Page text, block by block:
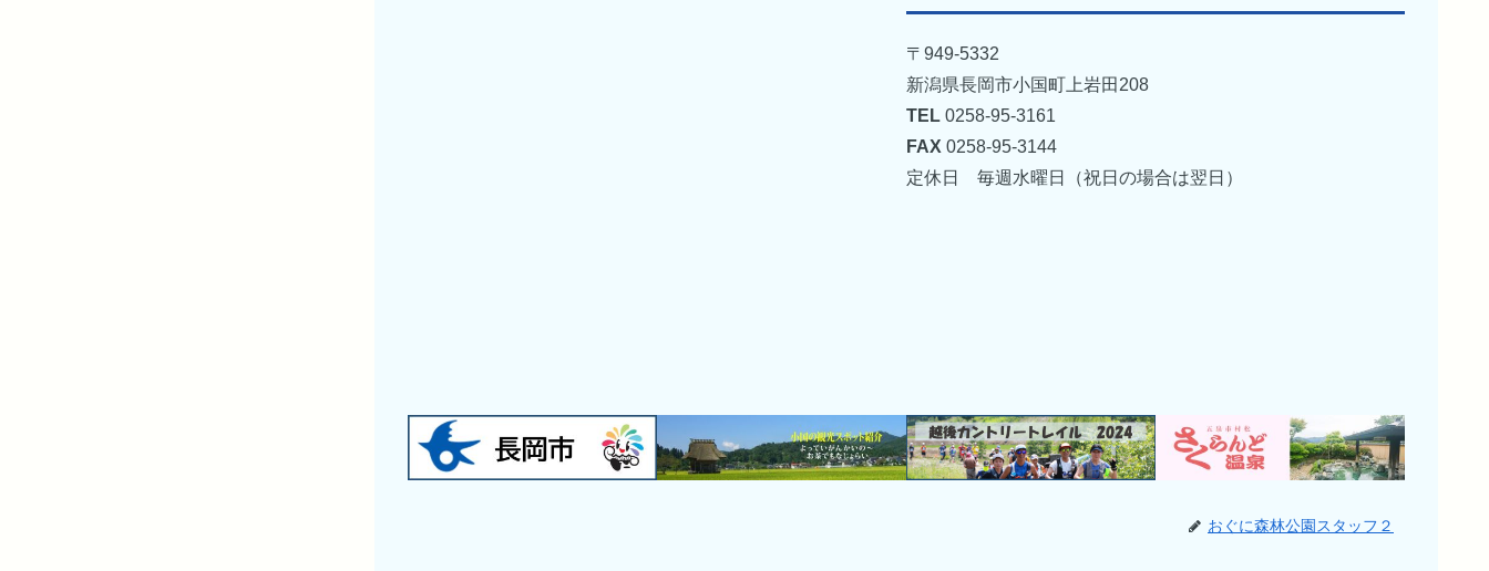
〒949-5332
新潟県長岡市小国町上岩田208
TEL 0258-95-3161
FAX 0258-95-3144
定休日 毎週水曜日（祝日の場合は翌日）
おぐに森林公園スタッフ２